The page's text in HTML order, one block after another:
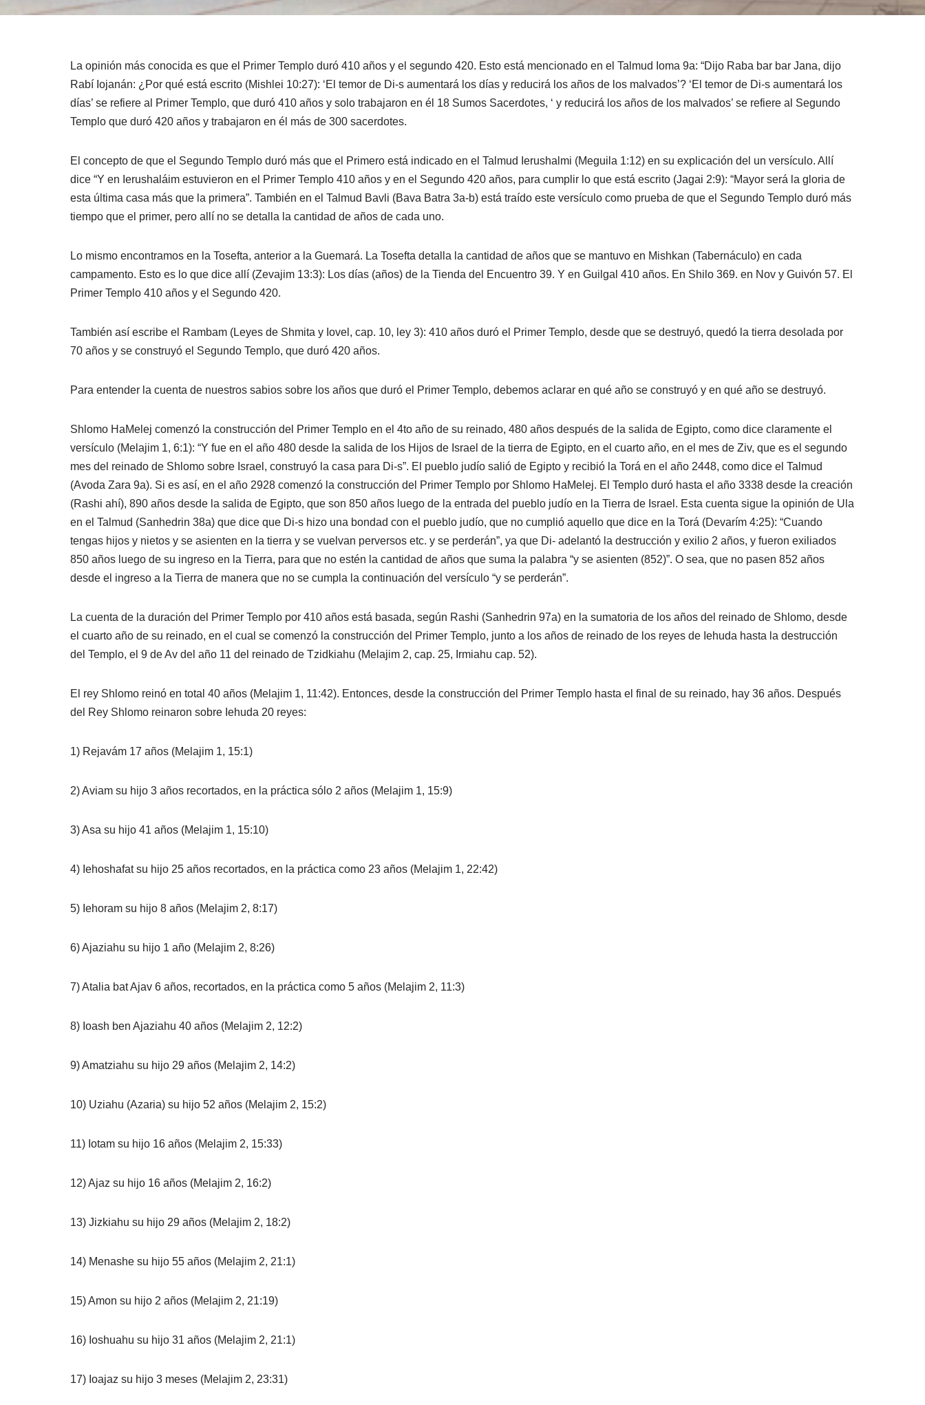
La opinión más conocida es que el Primer Templo duró 410 años y el segundo 420. Esto está mencionado en el Talmud Ioma 9a: “Dijo Raba bar bar Jana, dijo
Rabí Iojanán: ¿Por qué está escrito (Mishlei 10:27): ‘El temor de Di-s aumentará los días y reducirá los años de los malvados’? ‘El temor de Di-s aumentará los
días’ se refiere al Primer Templo, que duró 410 años y solo trabajaron en él 18 Sumos Sacerdotes, ‘ y reducirá los años de los malvados’ se refiere al Segundo
Templo que duró 420 años y trabajaron en él más de 300 sacerdotes.
El concepto de que el Segundo Templo duró más que el Primero está indicado en el Talmud Ierushalmi (Meguila 1:12) en su explicación del un versículo. Allí
dice “Y en Ierushaláim estuvieron en el Primer Templo 410 años y en el Segundo 420 años, para cumplir lo que está escrito (Jagai 2:9): “Mayor será la gloria de
esta última casa más que la primera”. También en el Talmud Bavli (Bava Batra 3a-b) está traído este versículo como prueba de que el Segundo Templo duró más
tiempo que el primer, pero allí no se detalla la cantidad de años de cada uno.
Lo mismo encontramos en la Tosefta, anterior a la Guemará. La Tosefta detalla la cantidad de años que se mantuvo en Mishkan (Tabernáculo) en cada
campamento. Esto es lo que dice allí (Zevajim 13:3): Los días (años) de la Tienda del Encuentro 39. Y en Guilgal 410 años. En Shilo 369. en Nov y Guivón 57. El
Primer Templo 410 años y el Segundo 420.
También así escribe el Rambam (Leyes de Shmita y Iovel, cap. 10, ley 3): 410 años duró el Primer Templo, desde que se destruyó, quedó la tierra desolada por
70 años y se construyó el Segundo Templo, que duró 420 años.
Para entender la cuenta de nuestros sabios sobre los años que duró el Primer Templo, debemos aclarar en qué año se construyó y en qué año se destruyó.
Shlomo HaMelej comenzó la construcción del Primer Templo en el 4to año de su reinado, 480 años después de la salida de Egipto, como dice claramente el
versículo (Melajim 1, 6:1): “Y fue en el año 480 desde la salida de los Hijos de Israel de la tierra de Egipto, en el cuarto año, en el mes de Ziv, que es el segundo
mes del reinado de Shlomo sobre Israel, construyó la casa para Di-s”. El pueblo judío salió de Egipto y recibió la Torá en el año 2448, como dice el Talmud
(Avoda Zara 9a). Si es así, en el año 2928 comenzó la construcción del Primer Templo por Shlomo HaMelej. El Templo duró hasta el año 3338 desde la creación
(Rashi ahí), 890 años desde la salida de Egipto, que son 850 años luego de la entrada del pueblo judío en la Tierra de Israel. Esta cuenta sigue la opinión de Ula
en el Talmud (Sanhedrin 38a) que dice que Di-s hizo una bondad con el pueblo judío, que no cumplió aquello que dice en la Torá (Devarím 4:25): “Cuando
tengas hijos y nietos y se asienten en la tierra y se vuelvan perversos etc. y se perderán”, ya que Di- adelantó la destrucción y exilio 2 años, y fueron exiliados
850 años luego de su ingreso en la Tierra, para que no estén la cantidad de años que suma la palabra “y se asienten (852)”. O sea, que no pasen 852 años
desde el ingreso a la Tierra de manera que no se cumpla la continuación del versículo “y se perderán”.
La cuenta de la duración del Primer Templo por 410 años está basada, según Rashi (Sanhedrin 97a) en la sumatoria de los años del reinado de Shlomo, desde
el cuarto año de su reinado, en el cual se comenzó la construcción del Primer Templo, junto a los años de reinado de los reyes de Iehuda hasta la destrucción
del Templo, el 9 de Av del año 11 del reinado de Tzidkiahu (Melajim 2, cap. 25, Irmiahu cap. 52).
El rey Shlomo reinó en total 40 años (Melajim 1, 11:42). Entonces, desde la construcción del Primer Templo hasta el final de su reinado, hay 36 años. Después
del Rey Shlomo reinaron sobre Iehuda 20 reyes:
1) Rejavám 17 años (Melajim 1, 15:1)
2) Aviam su hijo 3 años recortados, en la práctica sólo 2 años (Melajim 1, 15:9)
3) Asa su hijo 41 años (Melajim 1, 15:10)
4) Iehoshafat su hijo 25 años recortados, en la práctica como 23 años (Melajim 1, 22:42)
5) Iehoram su hijo 8 años (Melajim 2, 8:17)
6) Ajaziahu su hijo 1 año (Melajim 2, 8:26)
7) Atalia bat Ajav 6 años, recortados, en la práctica como 5 años (Melajim 2, 11:3)
8) Ioash ben Ajaziahu 40 años (Melajim 2, 12:2)
9) Amatziahu su hijo 29 años (Melajim 2, 14:2)
10) Uziahu (Azaria) su hijo 52 años (Melajim 2, 15:2)
11) Iotam su hijo 16 años (Melajim 2, 15:33)
12) Ajaz su hijo 16 años (Melajim 2, 16:2)
13) Jizkiahu su hijo 29 años (Melajim 2, 18:2)
14) Menashe su hijo 55 años (Melajim 2, 21:1)
15) Amon su hijo 2 años (Melajim 2, 21:19)
16) Ioshuahu su hijo 31 años (Melajim 2, 21:1)
17) Ioajaz su hijo 3 meses (Melajim 2, 23:31)